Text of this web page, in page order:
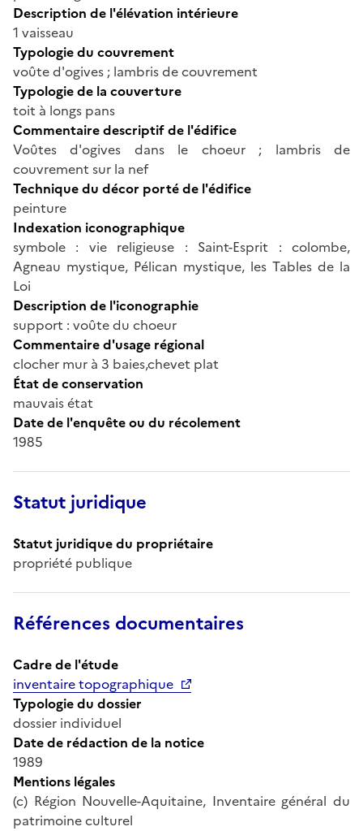
Description de l'élévation intérieure
1 vaisseau
Typologie du couvrement
voûte d'ogives ; lambris de couvrement
Typologie de la couverture
toit à longs pans
Commentaire descriptif de l'édifice
Voûtes d'ogives dans le choeur ; lambris de
couvrement sur la nef
Technique du décor porté de l'édifice
peinture
Indexation iconographique
symbole : vie religieuse : Saint-Esprit : colombe,
Agneau mystique, Pélican mystique, les Tables de la
Loi
Description de l'iconographie
support : voûte du choeur
Commentaire d'usage régional
clocher mur à 3 baies,chevet plat
État de conservation
mauvais état
Date de l'enquête ou du récolement
1985
Statut juridique
Statut juridique du propriétaire
propriété publique
Références documentaires
Cadre de l'étude
inventaire topographique
Typologie du dossier
dossier individuel
Date de rédaction de la notice
1989
Mentions légales
(c) Région Nouvelle-Aquitaine, Inventaire général du
patrimoine culturel